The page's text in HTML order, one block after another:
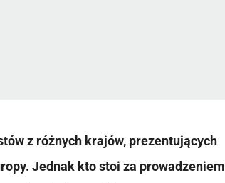
z różnych krajów, prezentujących
Jednak kto stoi za prowadzeniem